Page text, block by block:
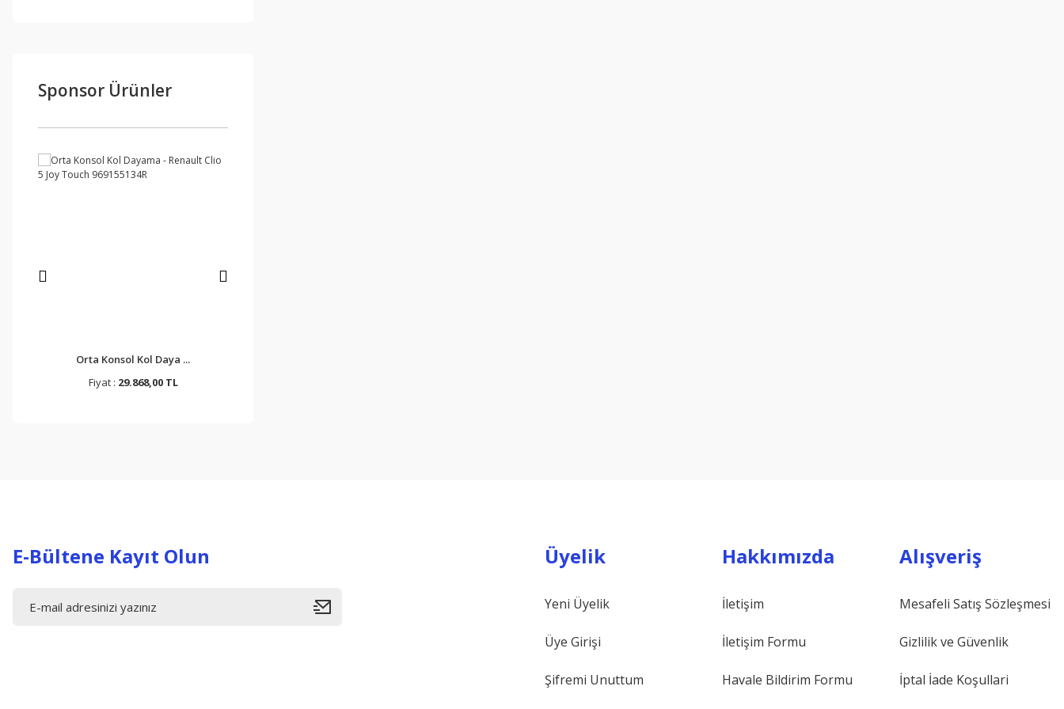
Sponsor Ürünler
Orta Konsol Kol Daya ...
Fiyat : 29.868,00 TL
E-Bültene Kayıt Olun Üyelik
Yeni Üyelik
Üye Girişi
Şifremi Unuttum
Hakkımızda
İletişim
İletişim Formu
Havale Bildirim Formu
Alışveriş
Mesafeli Satış Sözleşmesi
Gizlilik ve Güvenlik
İptal İade Koşullari